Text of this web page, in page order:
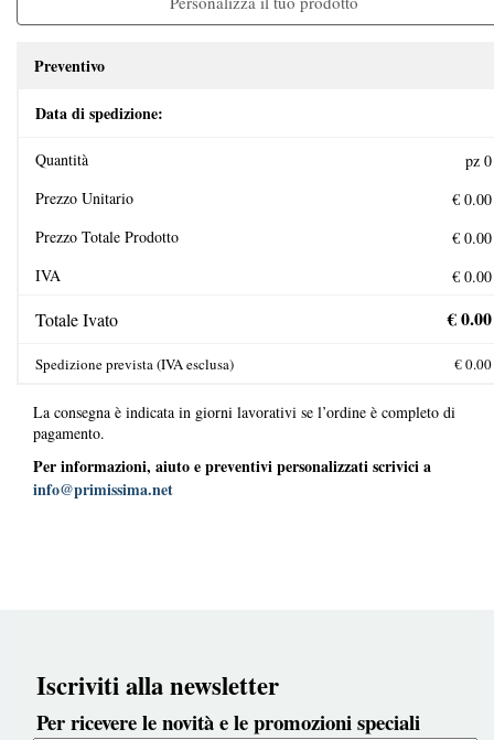
Preventivo
Data di spedizione:
Quantità
Prezzo Unitario
Prezzo Totale Prodotto
IVA
Totale Ivato
Spedizione prevista (IVA esclusa)
La consegna è indicata in giorni lavorativi se l’ordine è completo di
pagamento.
Per informazioni, aiuto e preventivi personalizzati scrivici a
info@primissima.net
Iscriviti alla newsletter
Per ricevere le novità e le promozioni speciali